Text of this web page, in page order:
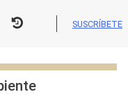
SUSCRÍBETE